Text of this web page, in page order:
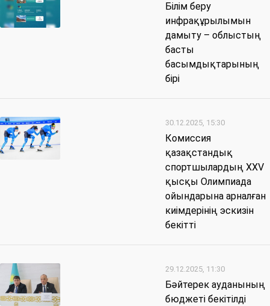
Білім беру
инфрақұрылымын
дамыту – облыстың
басты
басымдықтарының
бірі
30.12.2025, 15:30
Комиссия
қазақстандық
спортшылардың XXV
қысқы Олимпиада
ойындарына арналған
киімдерінің эскизін
бекітті
29.12.2025, 11:30
Бәйтерек ауданының
бюджеті бекітілді